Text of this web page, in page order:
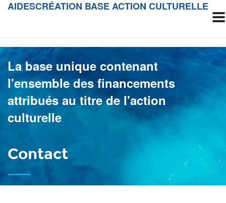
AIDESCRÉATION BASE ACTION CULTURELLE
La base unique contenant
l'ensemble des financements
attribués au titre de l'action
culturelle
Contact